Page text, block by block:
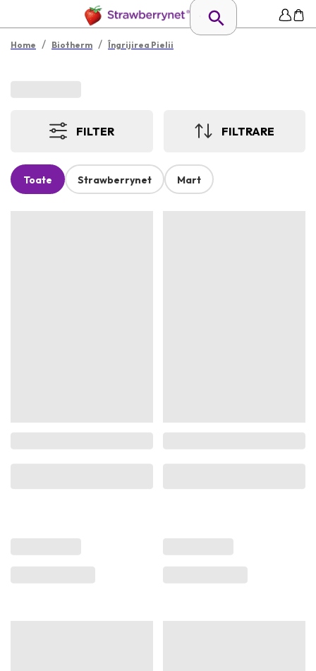
Home / Biotherm / Îngrijirea Pielii
FILTER FILTRARE
Toate Strawberrynet Mart